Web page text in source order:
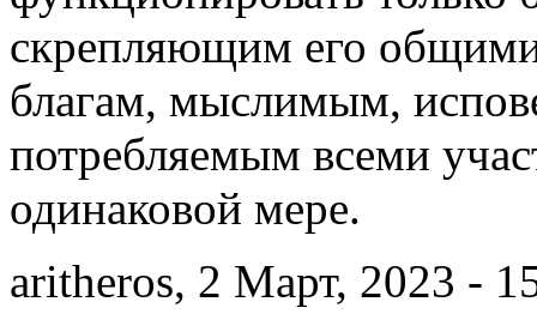
скрепляющим его
благам, мыслимым,
потребляемым всеми
одинаковой мере.
aritheros, 2 Март, 2023 -